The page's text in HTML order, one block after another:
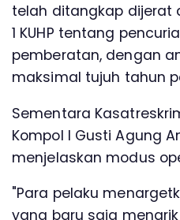
telah ditangkap dijerat
1 KUHP tentang
pemberatan, dengan
maksimal tujuh tahun
Sementara
Kompol I Gusti Agung
menjelaskan modus
"Para pelaku
yang baru saja